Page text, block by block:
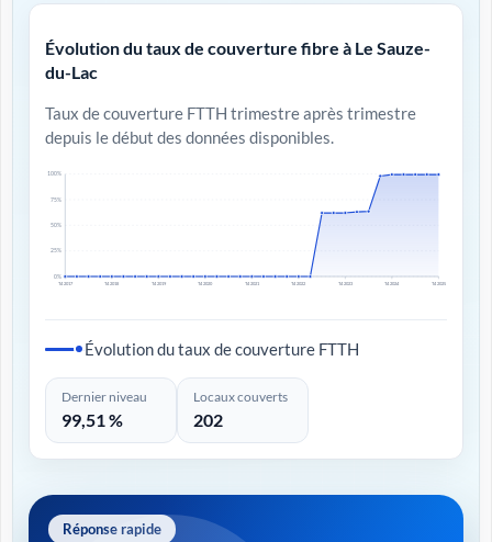
Évolution du taux de couverture fibre à Le Sauze-
du-Lac
Taux de couverture FTTH trimestre après trimestre
depuis le début des données disponibles.
0%
25%
50%
75%
100%
T4 2017 T4 2018 T4 2019 T4 2020 T4 2021 T4 2022 T4 2023 T4 2024 T4 2025
Évolution du taux de couverture FTTH
Dernier niveau
99,51 %
Locaux couverts
202
Réponse rapide